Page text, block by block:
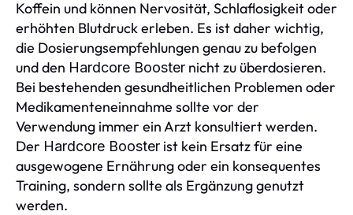
Koffein und können Nervosität, Schlaflosigkeit oder
erhöhten Blutdruck erleben. Es ist daher wichtig,
die Dosierungsempfehlungen genau zu befolgen
und den Hardcore Booster nicht zu überdosieren.
Bei bestehenden gesundheitlichen Problemen oder
Medikamenteneinnahme sollte vor der
Verwendung immer ein Arzt konsultiert werden.
Der Hardcore Booster ist kein Ersatz für eine
ausgewogene Ernährung oder ein konsequentes
Training, sondern sollte als Ergänzung genutzt
werden.